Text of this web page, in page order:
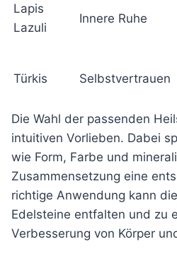
Lapis
Lazuli
Innere Ruhe
Türkis Selbstvertrauen
Die Wahl der passenden
intuitiven Vorlieben. Dabei
wie Form, Farbe und
Zusammensetzung eine
richtige Anwendung kann
Edelsteine entfalten und zu
Verbesserung von Körper